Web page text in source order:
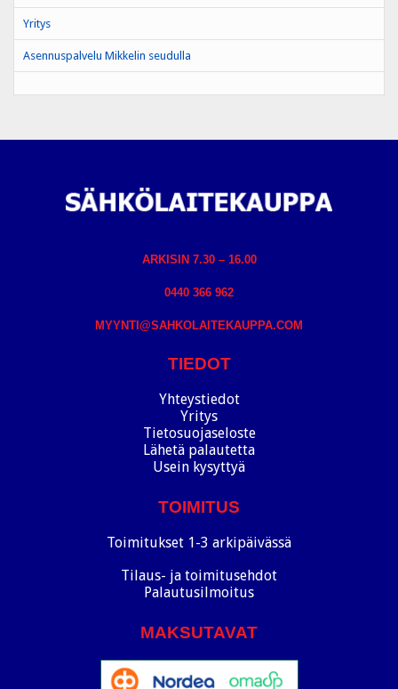
Yritys
Asennuspalvelu Mikkelin seudulla
ARKISIN 7.30 – 16.00
0440 366 962
MYYNTI@SAHKOLAITEKAUPPA.COM
TIEDOT
Yhteystiedot
Yritys
Tietosuojaseloste
Lähetä palautetta
Usein kysyttyä
TOIMITUS
Toimitukset 1-3 arkipäivässä
Tilaus- ja toimitusehdot
Palautusilmoitus
MAKSUTAVAT